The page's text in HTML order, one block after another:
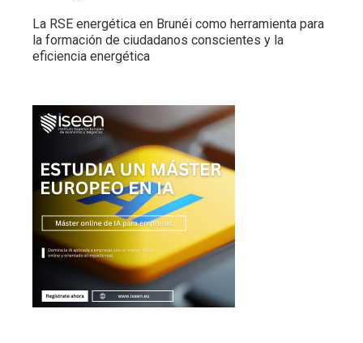
La RSE energética en Brunéi como herramienta para
la formación de ciudadanos conscientes y la
eficiencia energética